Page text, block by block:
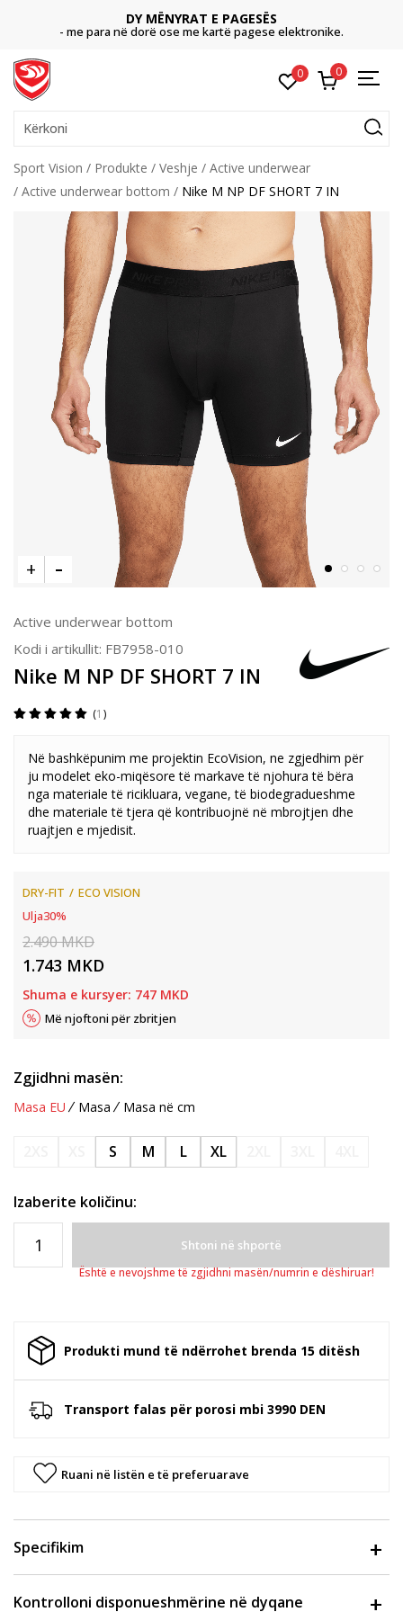
DY MËNYRAT E PAGESËS
- me para në dorë ose me kartë pagese elektronike.
0 0
Kërkoni
Sport Vision Produkte Veshje
Active underwear
Active underwear bottom
Nike M NP DF SHORT 7 IN
Active underwear bottom
Kodi i artikullit: FB7958-010
Nike M NP DF SHORT 7 IN
1
Në bashkëpunim me projektin EcoVision, ne zgjedhim për
ju modelet eko-miqësore të markave të njohura të bëra
nga materiale të ricikluara, vegane, të biodegradueshme
dhe materiale të tjera që kontribuojnë në mbrojtjen dhe
ruajtjen e mjedisit.
DRY-FIT
ECO VISION
Ulja30%
2.490MKD
1.743 MKD
Shuma e kursyer: 747 MKD
Më njoftoni për zbritjen
Zgjidhni masën:
Masa EU Masa Masa në cm
S M L XL
Izaberite količinu:
Shtoni në shportë
Është e nevojshme të zgjidhni masën/numrin e dëshiruar!
Produkti mund të ndërrohet brenda 15 ditësh
Transport falas për porosi mbi 3990 DEN
Ruani në listën e të preferuarave
Specifikim
Kontrolloni disponueshmërine në dyqane